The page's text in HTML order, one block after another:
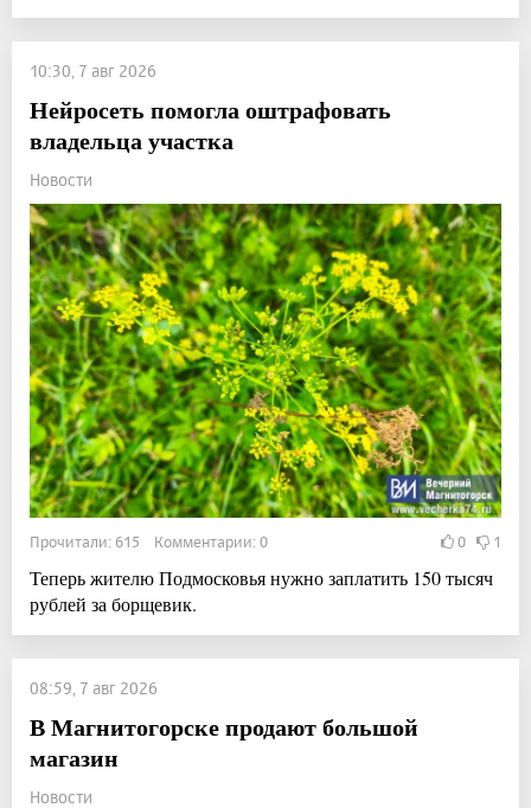
10:30, 7 авг 2026
Нейросеть помогла оштрафовать
владельца участка
Новости
Прочитали: 615 Комментарии: 0 0 1
Теперь жителю Подмосковья нужно заплатить 150 тысяч
рублей за борщевик.
08:59, 7 авг 2026
В Магнитогорске продают большой
магазин
Новости